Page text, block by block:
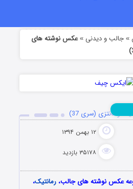
»جالب و دیدنی »عکس نوشته های
و فانتزی (سری 37)
۱۲ بهمن ۱۳۹۴
۳۵۱۷۸ بازدید
عکس نوشته های جالب،رمانتیک،